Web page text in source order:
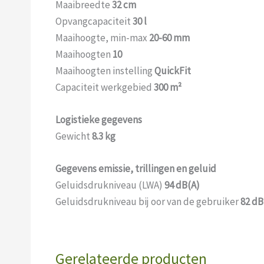
Maaibreedte32 cm
Opvangcapaciteit30 l
Maaihoogte, min-max 20-60 mm
Maaihoogten 10
Maaihoogten instellingQuickFit
Capaciteit werkgebied 300 m²
Logistieke gegevens
Gewicht8.3 kg
Gegevens emissie, trillingen en geluid
Geluidsdrukniveau (LWA) 94 dB(A)
Geluidsdrukniveau bij oor van de gebruiker82
Gerelateerde producten